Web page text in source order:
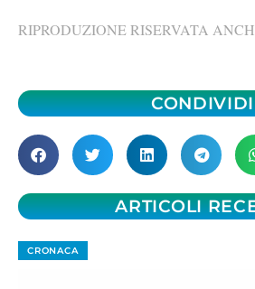
RIPRODUZIONE RISERVATA
CONDIVIDI
ARTICOLI
CRONACA